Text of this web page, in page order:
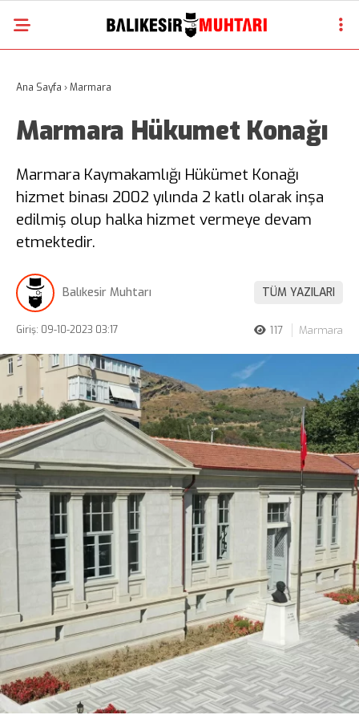
Ana Sayfa ›Marmara
Marmara Hükumet Konağı
Marmara Kaymakamlığı Hükümet Konağı
hizmet binası 2002 yılında 2 katlı olarak inşa
edilmiş olup halka hizmet vermeye devam
etmektedir.
Balıkesir Muhtarı TÜM YAZILARI
Giriş: 09-10-2023 03:17 117 Marmara